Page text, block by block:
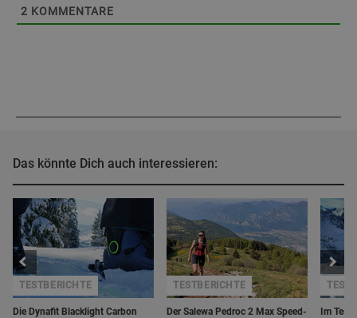
2 KOMMENTARE
Das könnte Dich auch interessieren:
Die Dynafit Blacklight Carbon
TESTBERICHTE
Der Salewa Pedroc 2 Max Speed-
TESTBERICHTE
Im